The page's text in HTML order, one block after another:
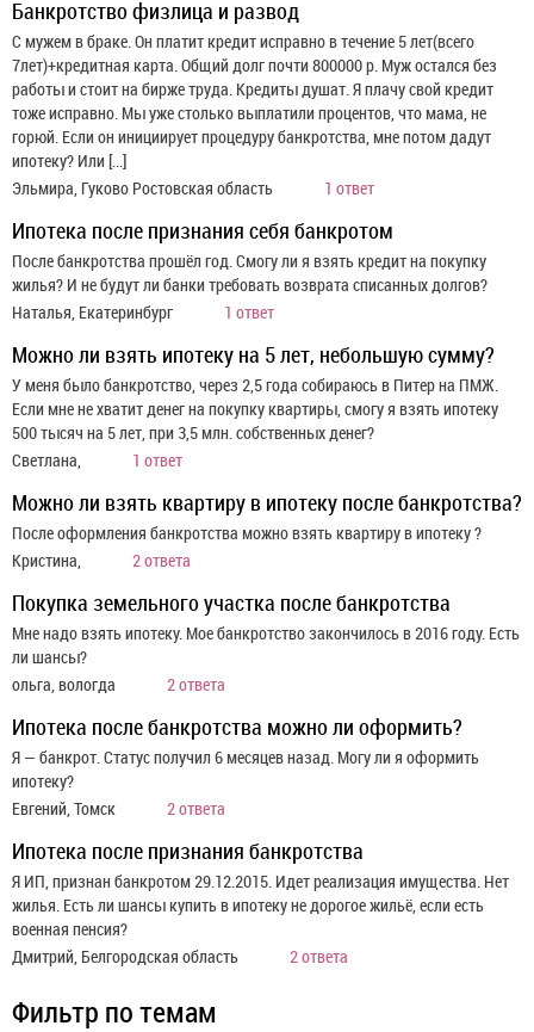
Банкротство физлица и развод
С мужем в браке. Он платит кредит исправно в течение 5 лет(всего
7лет)+кредитная карта. Общий долг почти 800000 р. Муж остался без
работы и стоит на бирже труда. Кредиты душат. Я плачу свой кредит
тоже исправно. Мы уже столько выплатили процентов, что мама, не
горюй. Если он инициирует процедуру банкротства, мне потом дадут
ипотеку? Или […]
Эльмира, Гуково Ростовская область
1 ответ
Ипотека после признания себя банкротом
После банкротства прошёл год. Смогу ли я взять кредит на покупку
жилья? И не будут ли банки требовать возврата списанных долгов?
Наталья, Екатеринбург
1 ответ
Можно ли взять ипотеку на 5 лет, небольшую сумму?
У меня было банкротство, через 2,5 года собираюсь в Питер на ПМЖ.
Если мне не хватит денег на покупку квартиры, смогу я взять ипотеку
500 тысяч на 5 лет, при 3,5 млн. собственных денег?
Светлана,
1 ответ
Можно ли взять квартиру в ипотеку после банкротства?
После оформления банкротства можно взять квартиру в ипотеку ?
Кристина,
2 ответа
Покупка земельного участка после банкротства
Мне надо взять ипотеку. Мое банкротство закончилось в 2016 году. Есть
ли шансы?
ольга, вологда
2 ответа
Ипотека после банкротства можно ли оформить?
Я — банкрот. Статус получил 6 месяцев назад. Могу ли я оформить
ипотеку?
Евгений, Томск
2 ответа
Ипотека после признания банкротства
Я ИП, признан банкротом 29.12.2015. Идет реализация имущества. Нет
жилья. Есть ли шансы купить в ипотеку не дорогое жильё, если есть
военная пенсия?
Дмитрий, Белгородская область
2 ответа
Фильтр по темам